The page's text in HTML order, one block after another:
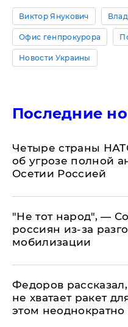
Виктор Янукович
Офис генпрокурора
Новости Украины
Последние
Четыре страны
об угрозе полной
Осетии Россией
​"Не тот народ", —
россиян из-за
мобилизации
Федоров
не хватает ракет
этом неоднократно